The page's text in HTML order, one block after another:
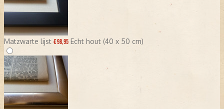
Matzwarte lijst € 98,95 Echt hout (40 x 50 cm)